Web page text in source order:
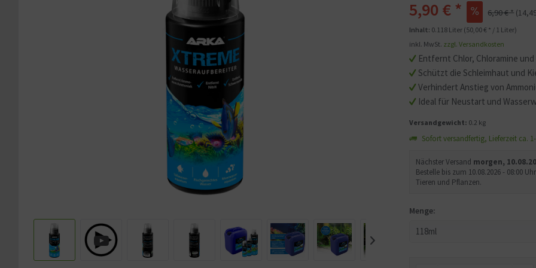
Mit dem Aufruf des
Sie sich einverstanden,
übermittelt werden und
gelesen haben.
Entfernt Chlor, Chloramine
Schützt die Schleimhaut und
Verhindert Anstieg von
Ideal für Neustart und
5,90 € * 6,90 € *
Inhalt: 0.118 Liter (50,00 € * / 1 Liter)
inkl. MwSt. zzgl. Versandkosten
Versandgewicht: 0.2 kg
Sofort versandfertig, Lieferzeit ca.
Nächster Versand morgen,
Bestelle bis zum 10.08.2026 - 08:00
Tieren und Pflanzen.
Menge: